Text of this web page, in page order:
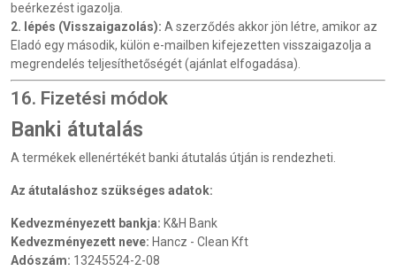
beérkezést igazolja.
2. lépés (Visszaigazolás): A szerződés akkor jön létre, amikor az
Eladó egy második, külön e-mailben kifejezetten visszaigazolja a
megrendelés teljesíthetőségét (ajánlat elfogadása).
16. Fizetési módok
Banki átutalás
A termékek ellenértékét banki átutalás útján is rendezheti.
Az átutaláshoz szükséges adatok:
Kedvezményezett bankja: K&H Bank
Kedvezményezett neve: Hancz - Clean Kft
Adószám: 13245524-2-08